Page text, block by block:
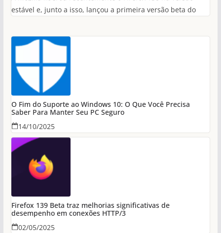
estável e, junto a isso, lançou a primeira versão beta do
O Fim do Suporte ao Windows 10: O Que Você Precisa
Saber Para Manter Seu PC Seguro
14/10/2025
Firefox 139 Beta traz melhorias significativas de
desempenho em conexões HTTP/3
02/05/2025